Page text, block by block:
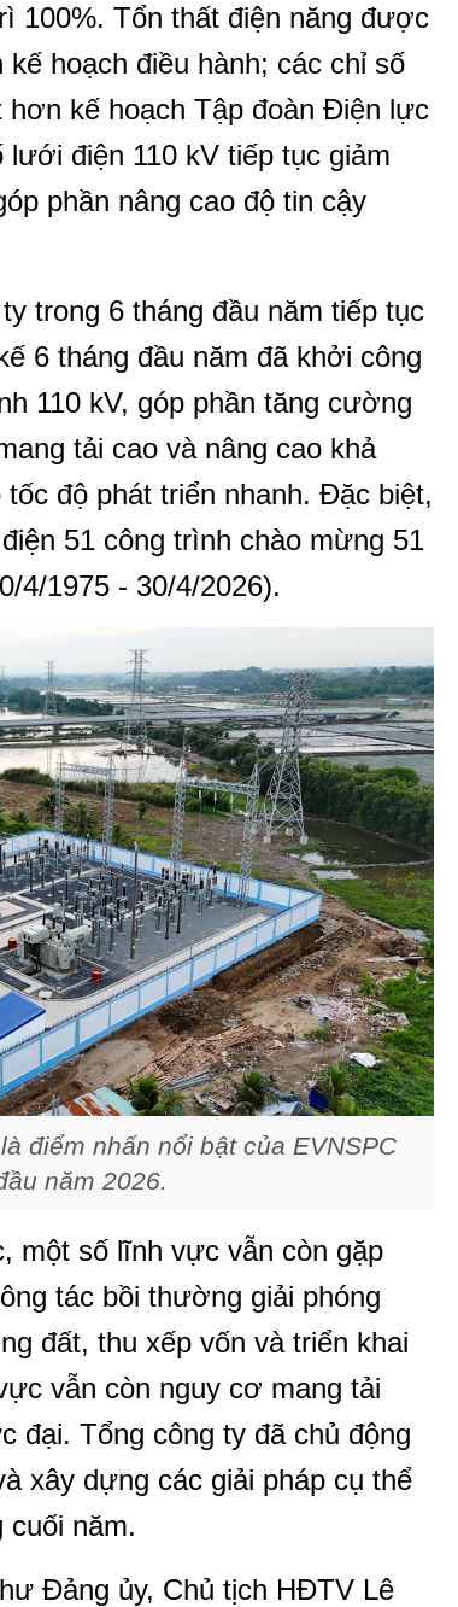
100%. Tổn thất điện năng được
hoạch điều hành; các chỉ số
kế hoạch Tập đoàn Điện lực
điện 110 kV tiếp tục giảm
phần nâng cao độ tin cậy
trong 6 tháng đầu năm tiếp tục
6 tháng đầu năm đã khởi công
110 kV, góp phần tăng cường
tải cao và nâng cao khả
độ phát triển nhanh. Đặc biệt,
51 công trình chào mừng 51
4/1975 - 30/4/2026).
điểm nhấn nổi bật của EVNSPC
năm 2026.
một số lĩnh vực vẫn còn gặp
tác bồi thường giải phóng
đất, thu xếp vốn và triển khai
vẫn còn nguy cơ mang tải
đại. Tổng công ty đã chủ động
xây dựng các giải pháp cụ thể
cuối năm.
Đảng ủy, Chủ tịch HĐTV Lê